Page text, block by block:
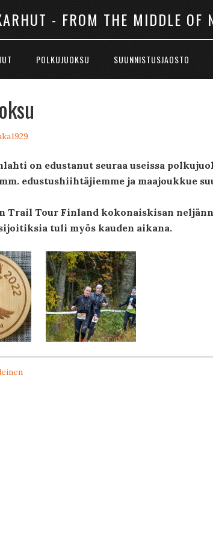
- FROM THE MIDDLE OF
POLKUJUOKSU SUUNNISTUSJAOSTO
on edustanut seuraa useissa
edustushiihtäjiemme ja maajoukkue
Trail Tour Finland kokonaiskisan
tuli myös kauden aikana.